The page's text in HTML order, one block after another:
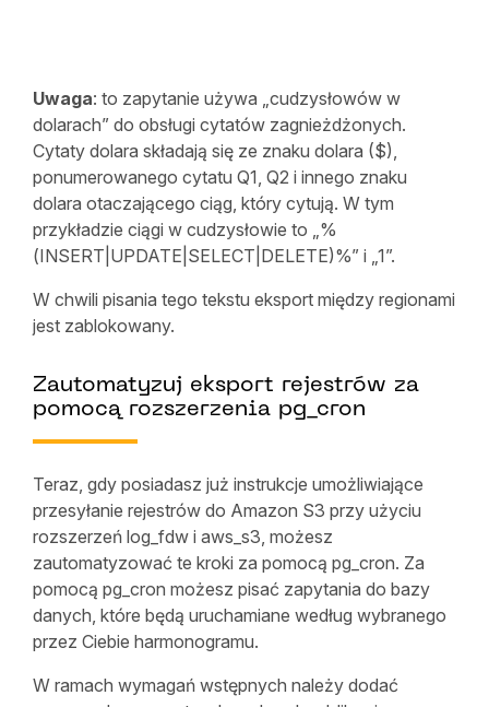
Uwaga: to zapytanie używa „cudzysłowów w
dolarach” do obsługi cytatów zagnieżdżonych.
Cytaty dolara składają się ze znaku dolara ($),
ponumerowanego cytatu Q1, Q2 i innego znaku
dolara otaczającego ciąg, który cytują. W tym
przykładzie ciągi w cudzysłowie to „%
(INSERT|UPDATE|SELECT|DELETE)%” i „1”.
W chwili pisania tego tekstu eksport między regionami
jest zablokowany.
Zautomatyzuj eksport rejestrów za
pomocą rozszerzenia pg_cron
Teraz, gdy posiadasz już instrukcje umożliwiające
przesyłanie rejestrów do Amazon S3 przy użyciu
rozszerzeń log_fdw i aws_s3, możesz
zautomatyzować te kroki za pomocą pg_cron. Za
pomocą pg_cron możesz pisać zapytania do bazy
danych, które będą uruchamiane według wybranego
przez Ciebie harmonogramu.
W ramach wymagań wstępnych należy dodać